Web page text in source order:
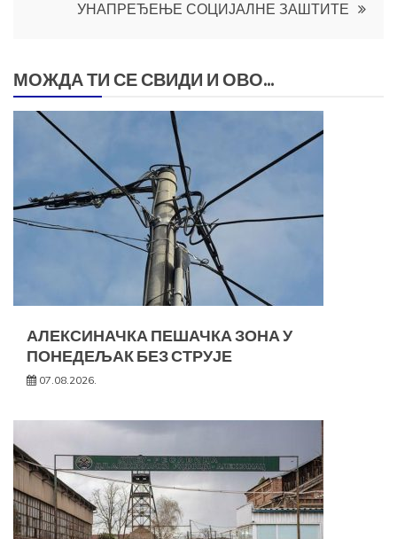
УНАПРЕЂЕЊЕ СОЦИЈАЛНЕ ЗАШТИТЕ
МОЖДА ТИ СЕ СВИДИ И ОВО...
АЛЕКСИНАЧКА ПЕШАЧКА ЗОНА У
ПОНЕДЕЉАК БЕЗ СТРУЈЕ
07.08.2026.